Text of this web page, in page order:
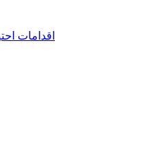
اقدامات